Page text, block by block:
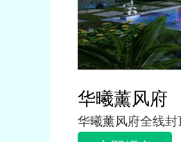
华曦薰风府
华曦薰风府全线封